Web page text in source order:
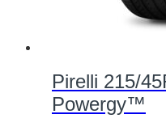
Pirelli 215/
Powergy™